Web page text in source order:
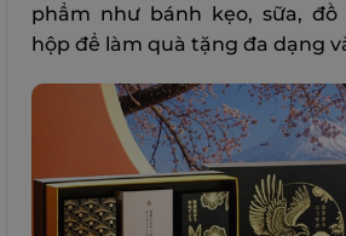
phẩm như bánh kẹo, sữa,
hộp để làm quà tặng đa dạng